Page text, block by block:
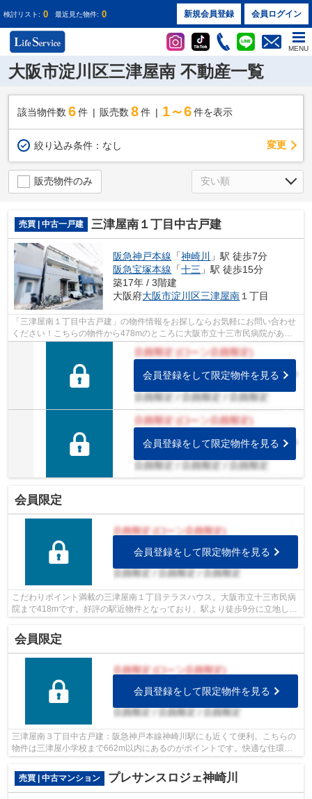
検討リスト: 0 最近見た物件: 0 新規会員登録 会員ログイン
MENU
大阪市淀川区三津屋南 不動産一覧
該当物件数 6件 販売数 8 件 1～6 件を表示
絞り込み条件： なし 変更
販売物件のみ
売買 | 中古一戸建 三津屋南１丁目中古戸建
阪急神戸本線 「神崎川
」駅 徒歩7分
阪急宝塚本線 「十三 」駅 徒歩15分
築17年 / 3階建
大阪府大阪市淀川区三津屋南 １丁目
「三津屋南１丁目中古戸建」の物件情報をお探しならお気軽にお問い合わせ
ください！こちらの物件から478mのところに大阪市立十三市民病院があり
ます！好評の駅近物件となっており、駅...
会員登録をして限定物件を見る
会員登録をして限定物件を見る
会員限定
会員登録をして限定物件を見る
こだわりポイント満載の三津屋南１丁目テラスハウス。大阪市立十三市民病
院まで418mです。好評の駅近物件となっており、駅より徒歩9分に立地して
会員限定
会員登録をして限定物件を見る
三津屋南３丁目中古戸建：阪急神戸本線神崎川駅にも近くて便利。こちらの
物件は三津屋小学校まで662m以内にあるのがポイントです。快適な住環境
売買 | 中古マンション
プレサンスロジェ神崎川